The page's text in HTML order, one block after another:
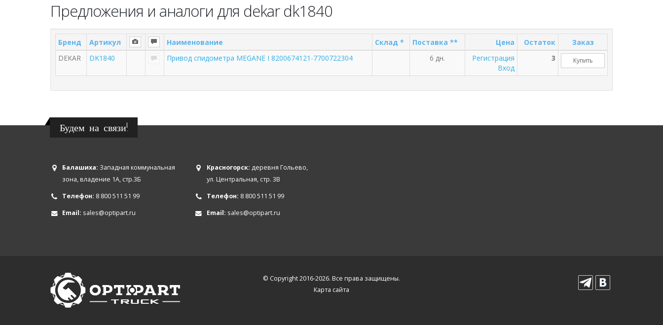
Предложения и аналоги для dekar dk1840
Бренд Артикул Наименование Склад * Поставка ** Цена Остаток
Заказ
DEKAR
DK1840 Привод спидометра MEGANE I 8200674121-7700722304 6 дн.
Регистрация
Вход
3 Купить
Будем на связи!
Балашиха: Западная коммунальная
зона, владение 1А, стр.3Б
Телефон: 8 800 511 51 99
Email: sales@optipart.ru
Красногорск: деревня Гольево,
ул. Центральная, стр. 3В
Телефон: 8 800 511 51 99
Email: sales@optipart.ru
© Copyright 2016-2026. Все права защищены.
Карта сайта